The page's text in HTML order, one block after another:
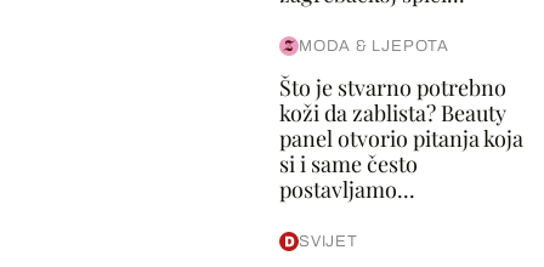
MODA & LJEPOTA
Što je stvarno potrebno
koži da zablista? Beauty
panel otvorio pitanja koja
si i same često
postavljamo...
SVIJET